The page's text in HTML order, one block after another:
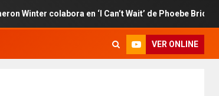
colabora en ‘I Can’t Wait’ de Phoebe Bridgers
VER ONLINE